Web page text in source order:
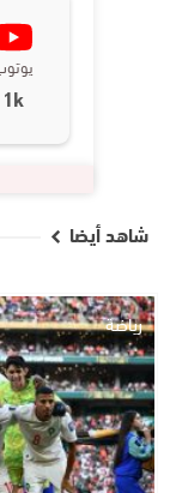
1k
شاهد أيضا
رياضة